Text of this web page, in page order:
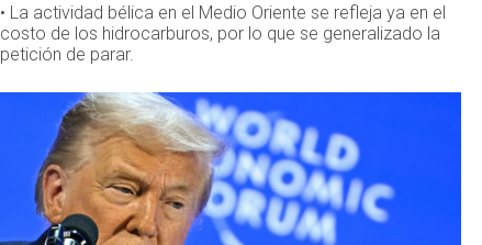
• La actividad bélica en el Medio Oriente se refleja ya en el
costo de los hidrocarburos, por lo que se generalizado la
petición de parar.